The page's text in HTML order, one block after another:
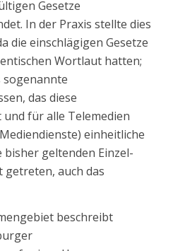
Gesetze
In der Praxis stellte dies
die einschlägigen Gesetze
Wortlaut hatten;
das diese
für alle Telemedien
einheitliche
bisher geltenden Einzel-
getreten, auch das
beschreibt